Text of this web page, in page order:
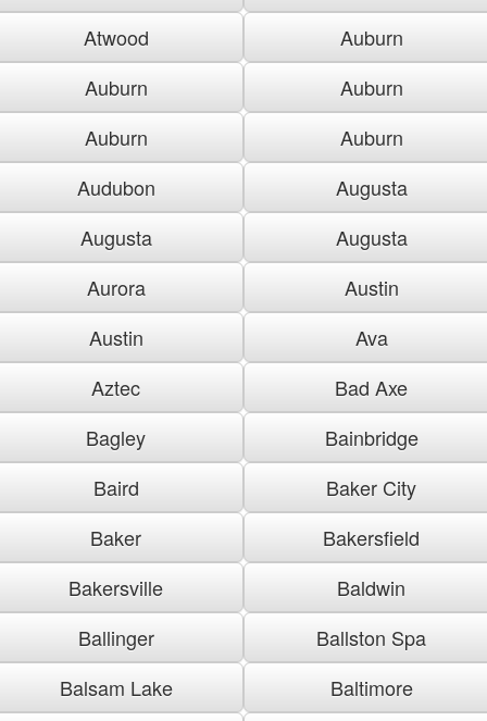
Atwood
Auburn
Auburn
Auburn
Auburn
Auburn
Audubon
Augusta
Augusta
Augusta
Aurora
Austin
Austin
Ava
Aztec
Bad Axe
Bagley
Bainbridge
Baird
Baker City
Baker
Bakersfield
Bakersville
Baldwin
Ballinger
Ballston Spa
Balsam Lake
Baltimore